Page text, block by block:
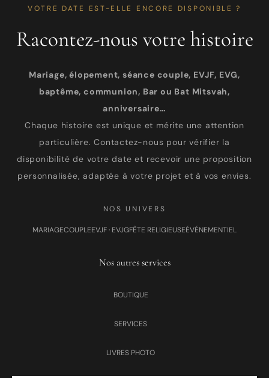
VOTRE DATE EST-ELLE ENCORE DISPONIBLE ?
Racontez-nous votre histoire
Mariage, élopement, séance couple, EVJF, EVG,
baptême, communion, Bar ou Bat Mitsvah,
anniversaire…
Chaque histoire est unique et mérite une attention
particulière. Contactez-nous pour vérifier la
disponibilité de votre date et recevoir une proposition
personnalisée, adaptée à votre projet et à vos envies.
NOS UNIVERS
MARIAGECOUPLEEVJF · EVJGFÊTE RELIGIEUSEÉVÉNEMENTIEL
Nos autres services
BOUTIQUE
SERVICES
LIVRES PHOTO